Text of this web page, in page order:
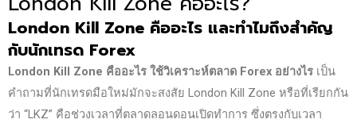
London Kill Zone คืออะไร และทำไมถึงสำคัญ
กับนักเทรด Forex
London Kill Zone คืออะไร ใช้วิเคราะห์ตลาด Forex อย่างไร เป็น
คำถามที่นักเทรดมือใหม่มักจะสงสัย London Kill Zone หรือที่เรียกกัน
ว่า “LKZ” คือช่วงเวลาที่ตลาดลอนดอนเปิดทำการ ซึ่งตรงกับเวลา